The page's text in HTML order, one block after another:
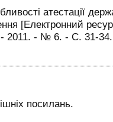
атестації
[Електронний
- 2011. - № 6. - С. 31-34.
посилань.